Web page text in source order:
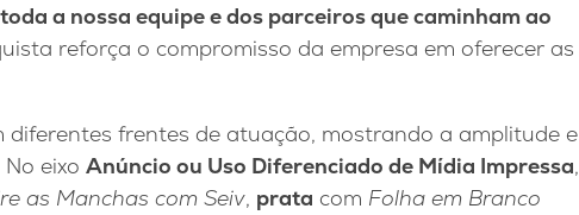
a nossa equipe e dos parceiros que caminham ao
reforça o compromisso da empresa em oferecer as
diferentes frentes de atuação, mostrando a amplitude e
eixo Anúncio ou Uso Diferenciado de Mídia Impressa,
as Manchas com Seiv, prata com Folha em Branco